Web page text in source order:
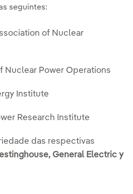
seguintes:
of Nuclear
Nuclear Power Operations
Institute
Research Institute
das respectivas
General Electric y